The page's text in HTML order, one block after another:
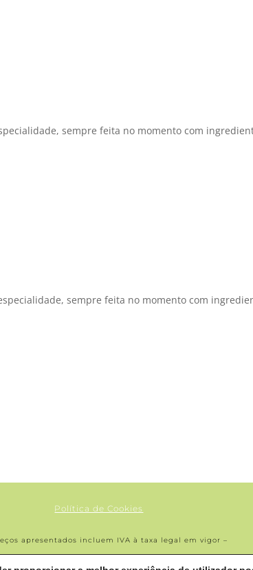
sempre feita no momento com
sempre feita no momento com
Política de Cookies
apresentados incluem IVA à taxa legal em vigor –